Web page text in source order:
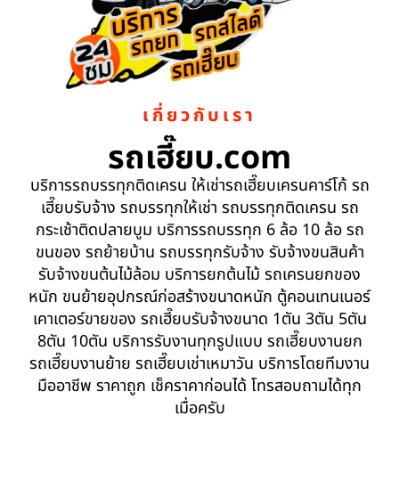
เกี่ยวกับเรา
รถเฮี๊ยบ.com
บริการรถบรรทุกติดเครน ให้เช่ารถเฮี๊ยบเครนคาร์โก้ รถ
เฮี๊ยบรับจ้าง รถบรรทุกให้เช่า รถบรรทุกติดเครน รถ
กระเช้าติดปลายบูม บริการรถบรรทุก 6 ล้อ 10 ล้อ รถ
ขนของ รถย้ายบ้าน รถบรรทุกรับจ้าง รับจ้างขนสินค้า
รับจ้างขนต้นไม้ล้อม บริการยกต้นไม้ รถเครนยกของ
หนัก ขนย้ายอุปกรณ์ก่อสร้างขนาดหนัก ตู้คอนเทนเนอร์
เคาเตอร์ขายของ รถเฮี๊ยบรับจ้างขนาด 1ตัน 3ตัน 5ตัน
8ตัน 10ตัน บริการรับงานทุกรูปแบบ รถเฮี๊ยบงานยก
รถเฮี๊ยบงานย้าย รถเฮี๊ยบเช่าเหมาวัน บริการโดยทีมงาน
มืออาชีพ ราคาถูก เช็คราคาก่อนได้ โทรสอบถามได้ทุก
เมื่อครับ